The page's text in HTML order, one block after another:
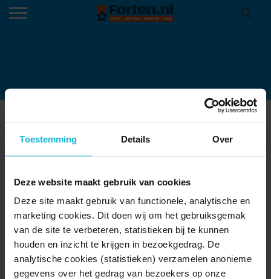
Toestemming Details Over
Deze website maakt gebruik van cookies
Deze site maakt gebruik van functionele, analytische en
marketing cookies. Dit doen wij om het gebruiksgemak
van de site te verbeteren, statistieken bij te kunnen
houden en inzicht te krijgen in bezoekgedrag. De
analytische cookies (statistieken) verzamelen anonieme
gegevens over het gedrag van bezoekers op onze